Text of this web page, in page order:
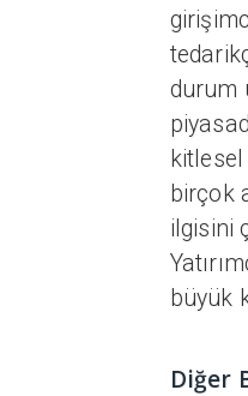
durum
birçok
ilgisini
büyük
Diğer